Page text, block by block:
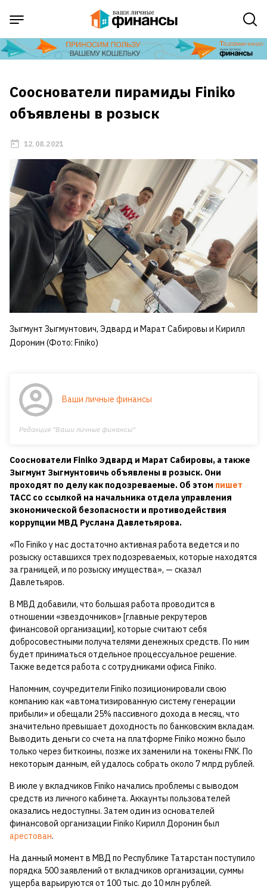
Сооснователи пирамиды Finiko
объявлены в розыск
12.08.2021
Зыгмунт Зыгмунтович, Эдвард и Марат Сабировы и Кирилл
Доронин (Фото: Finiko)
Ваши личные финансы
Редакция "Ваши личные финансы"
Сооснователи Finiko Эдвард и Марат Сабировы, а также
Зыгмунт Зыгмунтовичь объявлены в розыск. Они
проходят по делу как подозреваемые. Об этом пишет
ТАСС со ссылкой на начальника отдела управления
экономической безопасности и противодействия
коррупции МВД Руслана Давлетьярова.
«По Finiko у нас достаточно активная работа ведется и по
розыску оставшихся трех подозреваемых, которые находятся
за границей, и по розыску имущества», — сказал
Давлетьяров.
В МВД добавили, что большая работа проводится в
отношении «звездочников» [главные рекрутеров
финансовой организации], которые считают себя
добросовестными получателями денежных средств. По ним
будет приниматься отдельное процессуальное решение.
Также ведется работа с сотрудниками офиса Finiko.
Напомним, соучредители Finiko позиционировали свою
компанию как «автоматизированную систему генерации
прибыли» и обещали 25% пассивного дохода в месяц, что
значительно превышает доходность по банковским вкладам.
Выводить деньги со счета на платформе Finiko можно было
только через биткоины, позже их заменили на токены FNK. По
некоторым данным, ей удалось собрать около 7 млрд рублей.
В июле у вкладчиков Finiko начались проблемы с выводом
средств из личного кабинета. Аккаунты пользователей
оказались недоступны. Затем один из основателей
финансовой организации Finiko Кирилл Доронин был
арестован.
На данный момент в МВД по Республике Татарстан поступило
порядка 500 заявлений от вкладчиков организации, суммы
ущерба варьируются от 100 тыс. до 10 млн рублей.